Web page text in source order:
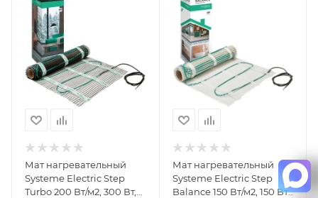
Мат нагревательный
Systeme Electric Step
Turbo 200 Вт/м2, 300 Вт,
Мат нагревательный
Systeme Electric Step
Balance 150 Вт/м2, 150 Вт,